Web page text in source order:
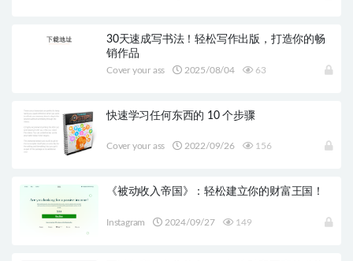
30天速成写书法！轻松写作出版，打造你的畅
销作品
Cover your ass 2025/08/04 63
快速学习任何东西的 10 个步骤
Cover your ass 2022/09/26 156
《被动收入帝国》：轻松建立你的财富王国！
Instagram 2024/09/27 149